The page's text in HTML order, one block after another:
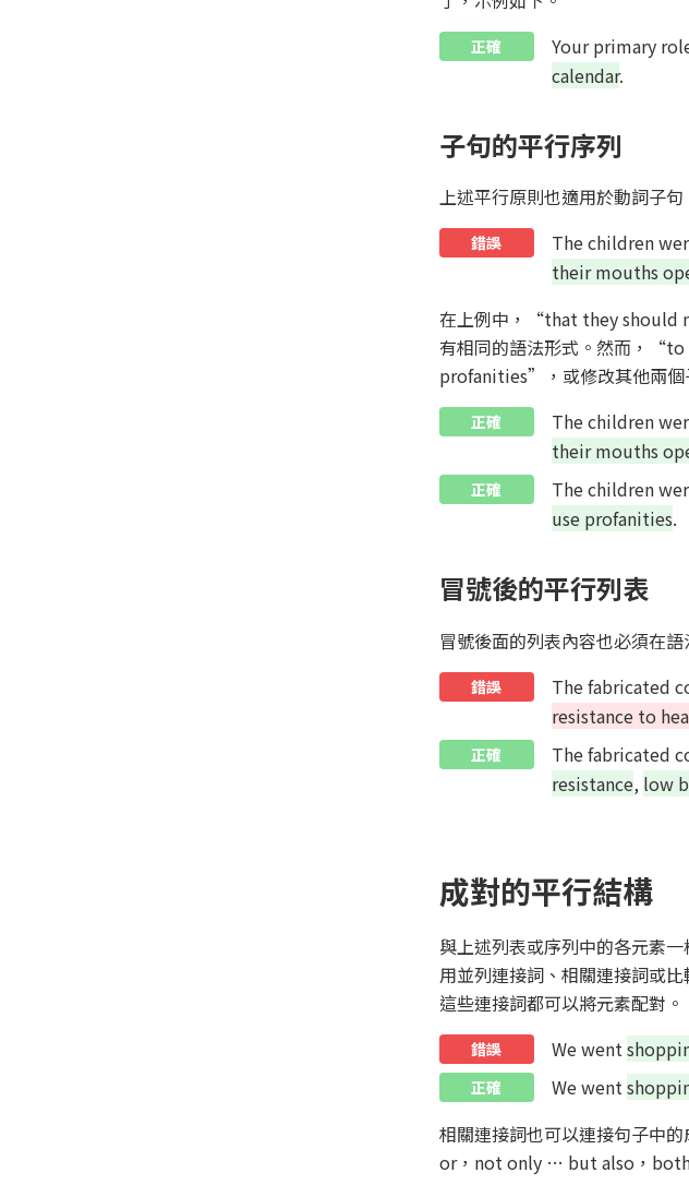
正確 Your primary
calendar.
子句的平行序列
上述平行原則也適用於動詞子
錯誤 The children
their mouths
在上例中，“that they
有相同的語法形式。然而，
profanities”，或修改其他兩個
正確 The children
their mouths
正確 The children
use profanities.
冒號後的平行列表
冒號後面的列表內容也必須在
錯誤 The fabricated
resistance to
正確 The fabricated
resistance, low
成對的平行結構
與上述列表或序列中的各元素
用並列連接詞、相關連接詞或
這些連接詞都可以將元素配對。
錯誤 We went
正確 We went
相關連接詞也可以連接句子中
or，not only … but also，